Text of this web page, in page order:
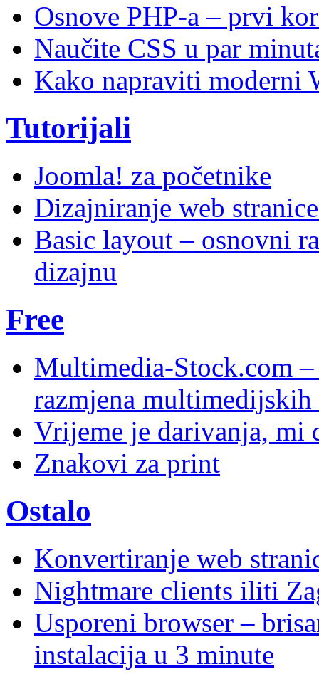
Osnove PHP-a – prvi
Naučite CSS u par
Kako napraviti moderni
Tutorijali
Joomla! za početnike
Dizajniranje web
Basic layout – osnovni
dizajnu
Free
Multimedia-Stock.com –
razmjena multimedijskih
Vrijeme je darivanja, mi
Znakovi za print
Ostalo
Konvertiranje web
Nightmare clients iliti
Usporeni browser –
instalacija u 3 minute